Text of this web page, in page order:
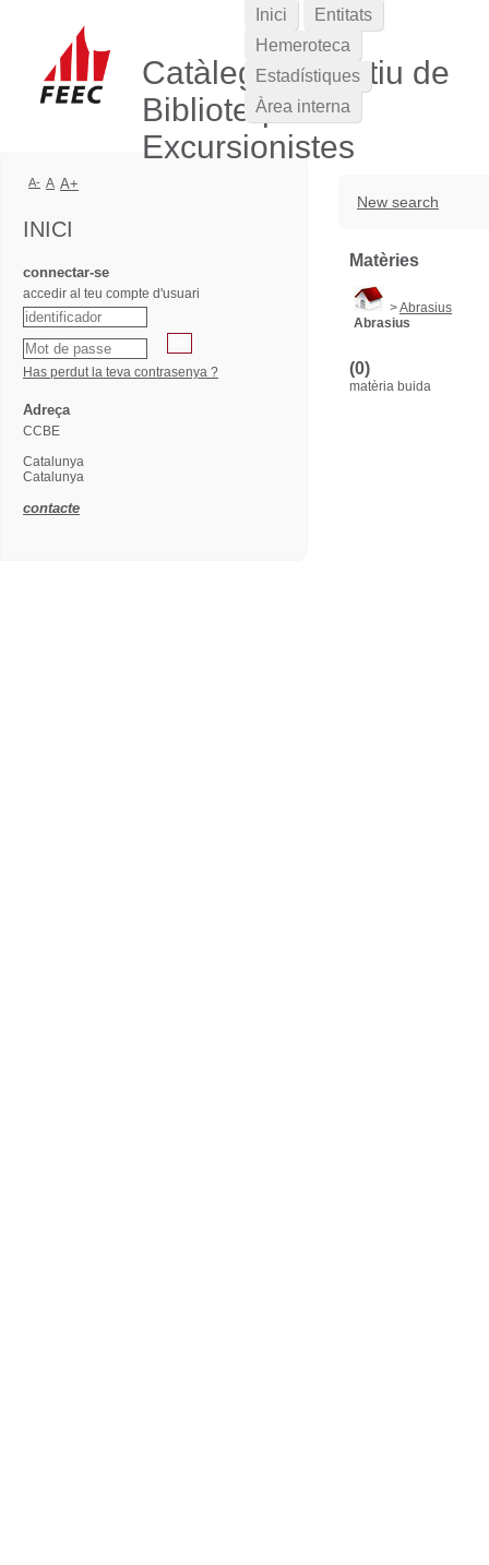
Catàleg Col·lectiu de
Biblioteques
Excursionistes
New search
Matèries
>Abrasius
Abrasius
(0)
matèria buida
Inici
Entitats
Hemeroteca
Estadístiques
Àrea interna
A- A A+
INICI
connectar-se
accedir al teu compte d'usuari
Has perdut la teva contrasenya ?
Adreça
CCBE
Catalunya
Catalunya
contacte